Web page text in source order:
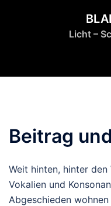
Licht –
Beitrag
Weit hinten, hinter
Vokalien und
Abgeschieden